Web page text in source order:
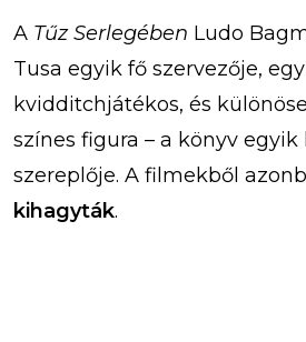
A Tűz Serlegében Ludo
Tusa egyik fő szervezője,
kvidditchjátékos, és
színes figura – a könyv
szereplője. A filmekből
kihagyták.